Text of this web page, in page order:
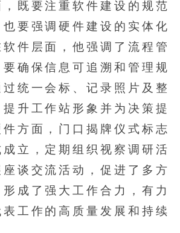
既要注重软件建设的规范
要强调硬件建设的实体化
件层面，他强调了流程管
确保信息可追溯和管理规
统一会标、记录照片及整
升工作站形象并为决策提
方面，门口揭牌仪式标志
立，定期组织视察调研活
谈交流活动，促进了多方
成了强大工作合力，有力
工作的高质量发展和持续